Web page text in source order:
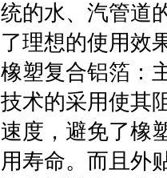
统的水、汽管道
了理想的使用效
橡塑复合铝箔：
技术的采用使其
速度，避免了橡
用寿命。而且外